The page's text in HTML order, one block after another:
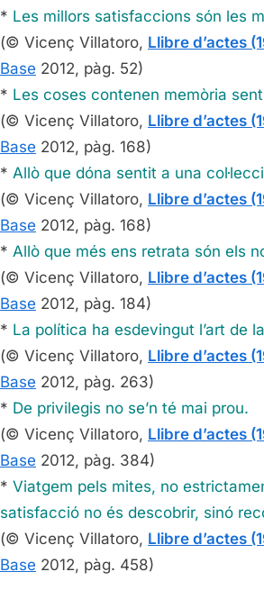
* Les millors satisfaccions són les
(© Vicenç Villatoro, Llibre d’actes
Base 2012, pàg. 52)
* Les coses contenen memòria
(© Vicenç Villatoro, Llibre d’actes
Base 2012, pàg. 168)
* Allò que dóna sentit a una
(© Vicenç Villatoro, Llibre d’actes
Base 2012, pàg. 168)
* Allò que més ens retrata són els
(© Vicenç Villatoro, Llibre d’actes
Base 2012, pàg. 184)
* La política ha esdevingut l’art de
(© Vicenç Villatoro, Llibre d’actes
Base 2012, pàg. 263)
* De privilegis no se’n té mai prou.
(© Vicenç Villatoro, Llibre d’actes
Base 2012, pàg. 384)
* Viatgem pels mites, no
satisfacció no és descobrir, sinó
(© Vicenç Villatoro, Llibre d’actes
Base 2012, pàg. 458)